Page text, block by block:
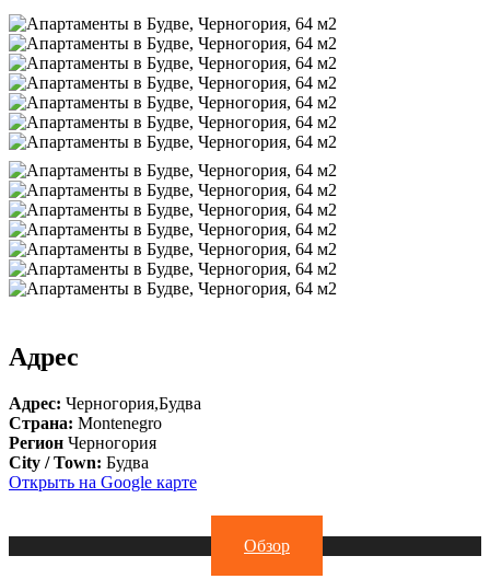
Адрес
Адрес: Черногория,Будва
Страна: Montenegro
Регион Черногория
City / Town: Будва
Открыть на Google карте
Обзор